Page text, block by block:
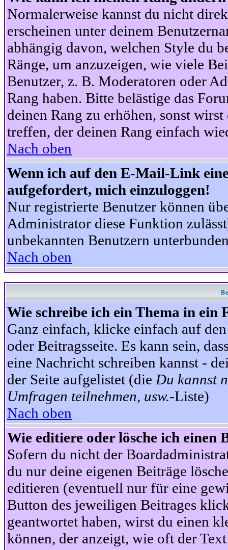
Normalerweise kannst du nicht
erscheinen unter deinem
abhängig davon, welchen Style du
Ränge, um anzuzeigen, wie viele
Benutzer, z. B. Moderatoren oder
Rang haben. Bitte belästige das
deinen Rang zu erhöhen, sonst
treffen, der deinen Rang einfach
Nach oben
Wenn ich auf den E-Mail-Link
aufgefordert, mich einzuloggen!
Nur registrierte Benutzer können
Administrator diese Funktion
unbekannten Benutzern
Nach oben
Wie schreibe ich ein Thema in ein
Ganz einfach, klicke einfach auf
oder Beitragsseite. Es kann sein,
eine Nachricht schreiben kannst -
der Seite aufgelistet (die Du kannst
Umfragen teilnehmen, usw.-Liste)
Nach oben
Wie editiere oder lösche ich einen
Sofern du nicht der
du nur deine eigenen Beiträge
editieren (eventuell nur für eine
Button des jeweiligen Beitrages
geantwortet haben, wirst du einen
können, der anzeigt, wie oft der